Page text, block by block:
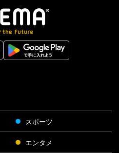
スポーツ
エンタメ